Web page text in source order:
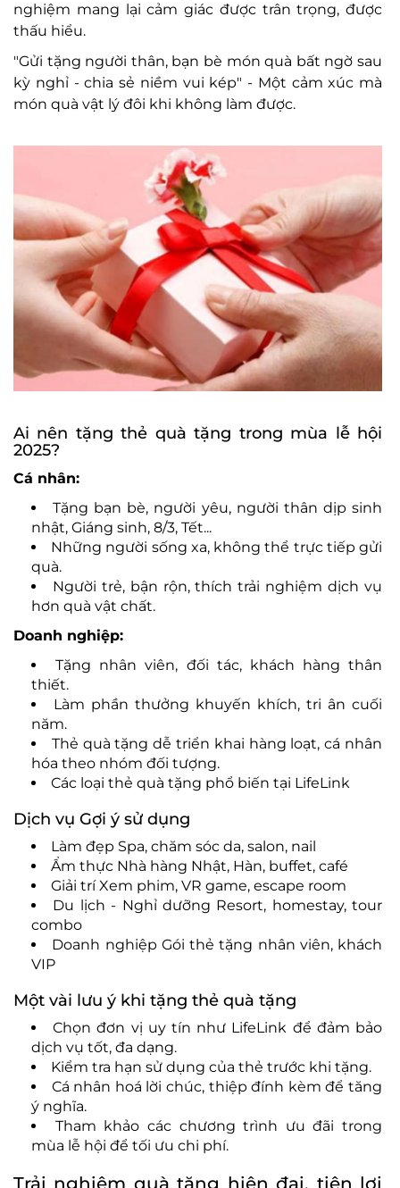
nghiệm mang lại cảm giác được trân trọng, được
thấu hiểu.
"Gửi tặng người thân, bạn bè món quà bất ngờ sau
kỳ nghỉ - chia sẻ niềm vui kép" - Một cảm xúc mà
món quà vật lý đôi khi không làm được.
Ai nên tặng thẻ quà tặng trong mùa lễ hội
2025?
Cá nhân:
Tặng bạn bè, người yêu, người thân dịp sinh
nhật, Giáng sinh, 8/3, Tết...
Những người sống xa, không thể trực tiếp gửi
quà.
Người trẻ, bận rộn, thích trải nghiệm dịch vụ
hơn quà vật chất.
Doanh nghiệp:
Tặng nhân viên, đối tác, khách hàng thân
thiết.
Làm phần thưởng khuyến khích, tri ân cuối
năm.
Thẻ quà tặng dễ triển khai hàng loạt, cá nhân
hóa theo nhóm đối tượng.
Các loại thẻ quà tặng phổ biến tại LifeLink
Dịch vụ Gợi ý sử dụng
Làm đẹp Spa, chăm sóc da, salon, nail
Ẩm thực Nhà hàng Nhật, Hàn, buffet, café
Giải trí Xem phim, VR game, escape room
Du lịch - Nghỉ dưỡng Resort, homestay, tour
combo
Doanh nghiệp Gói thẻ tặng nhân viên, khách
VIP
Một vài lưu ý khi tặng thẻ quà tặng
Chọn đơn vị uy tín như LifeLink để đảm bảo
dịch vụ tốt, đa dạng.
Kiểm tra hạn sử dụng của thẻ trước khi tặng.
Cá nhân hoá lời chúc, thiệp đính kèm để tăng
ý nghĩa.
Tham khảo các chương trình ưu đãi trong
mùa lễ hội để tối ưu chi phí.
Trải nghiệm quà tặng hiện đại, tiện lợi